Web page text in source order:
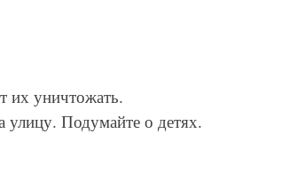
их уничтожать.
улицу. Подумайте о детях.